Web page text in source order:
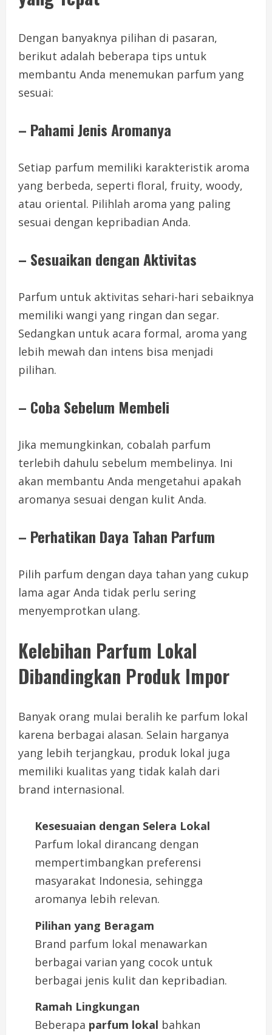
Dengan banyaknya pilihan di pasaran,
berikut adalah beberapa tips untuk
membantu Anda menemukan parfum yang
sesuai:
– Pahami Jenis Aromanya
Setiap parfum memiliki karakteristik aroma
yang berbeda, seperti floral, fruity, woody,
atau oriental. Pilihlah aroma yang paling
sesuai dengan kepribadian Anda.
– Sesuaikan dengan Aktivitas
Parfum untuk aktivitas sehari-hari sebaiknya
memiliki wangi yang ringan dan segar.
Sedangkan untuk acara formal, aroma yang
lebih mewah dan intens bisa menjadi
pilihan.
– Coba Sebelum Membeli
Jika memungkinkan, cobalah parfum
terlebih dahulu sebelum membelinya. Ini
akan membantu Anda mengetahui apakah
aromanya sesuai dengan kulit Anda.
– Perhatikan Daya Tahan Parfum
Pilih parfum dengan daya tahan yang cukup
lama agar Anda tidak perlu sering
menyemprotkan ulang.
Kelebihan Parfum Lokal
Dibandingkan Produk Impor
Banyak orang mulai beralih ke parfum lokal
karena berbagai alasan. Selain harganya
yang lebih terjangkau, produk lokal juga
memiliki kualitas yang tidak kalah dari
brand internasional.
Kesesuaian dengan Selera Lokal
Parfum lokal dirancang dengan
mempertimbangkan preferensi
masyarakat Indonesia, sehingga
aromanya lebih relevan.
Pilihan yang Beragam
Brand parfum lokal menawarkan
berbagai varian yang cocok untuk
berbagai jenis kulit dan kepribadian.
Ramah Lingkungan
Beberapa parfum lokal bahkan